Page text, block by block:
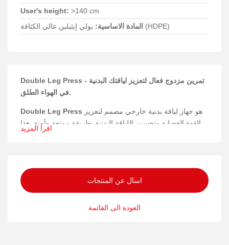
User's height: >140 cm
المادة الاساسية: بولي إيثيلين عالي الكثافة (HDPE)
Double Leg Press - تمرين مزدوج فعال لتعزيز لياقتك البدنية
في الهواء الطلق.
Double Leg Press
القوة العضلية وتحسين اللياقة البدنية بطريقة ممتعة وآمنة. هذا
الجهاز مثالي للمساحات الخارجية التي تهدف إلى توفير معدات
تم تصنيع Double Leg Press من الفولاذ المطلي بالبودرة لضمان
اقرأ المزيد
اسال عن المنتجات
العودة الى القائمة